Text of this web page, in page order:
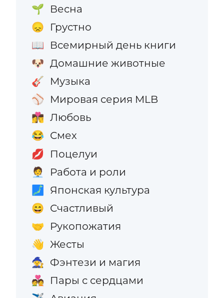
🌱 Весна
😞 Грустно
📖 Всемирный день книги
🐶 Домашние животные
🎸 Музыка
⚾ Мировая серия MLB
👩‍❤️‍💋‍👨 Любовь
😂 Смех
💋 Поцелуи
🧑‍💼 Работа и роли
🗾 Японская культура
😄 Счастливый
🤝 Рукопожатия
👋 Жесты
🧙 Фэнтези и магия
💑 Пары с сердцами